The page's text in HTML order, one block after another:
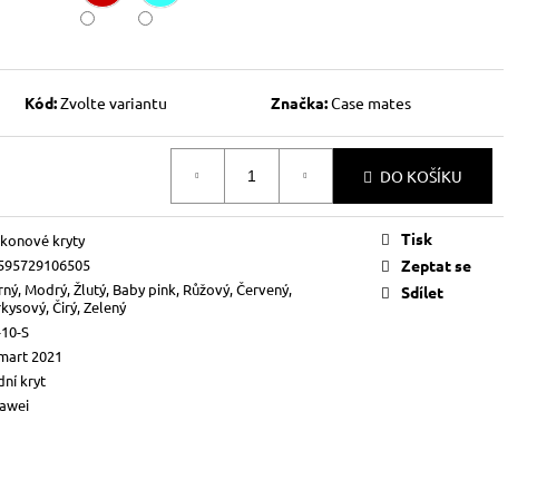
Kód:Zvolte variantu Značka:Case mates
DO KOŠÍKU
kryty
Modrý, Žlutý, Baby pink, Růžový, Červený,
Čirý, Zelený
S
2021
kryt
Tisk
Zeptat se
Sdílet